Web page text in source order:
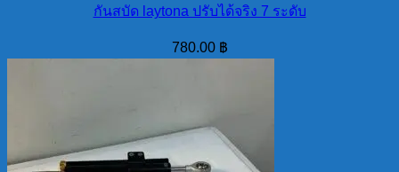
กันสบัด laytona ปรับได้จริง 7 ระดับ
780.00 ฿